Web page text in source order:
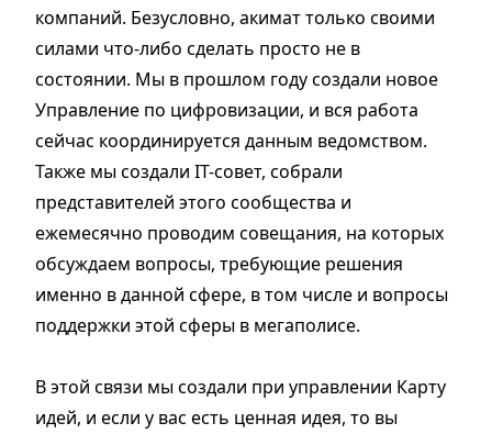
компаний. Безусловно, акимат только своими
силами что-либо сделать просто не в
состоянии. Мы в прошлом году создали новое
Управление по цифровизации, и вся работа
сейчас координируется данным ведомством.
Также мы создали IT-совет, собрали
представителей этого сообщества и
ежемесячно проводим совещания, на которых
обсуждаем вопросы, требующие решения
именно в данной сфере, в том числе и вопросы
поддержки этой сферы в мегаполисе.
В этой связи мы создали при управлении Карту
идей, и если у вас есть ценная идея, то вы